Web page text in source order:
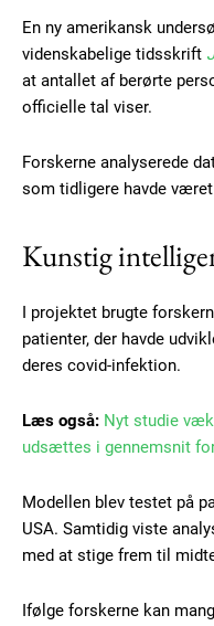
En ny amerikansk
videnskabelige tidsskrift
at antallet af berørte
officielle tal viser.
Forskerne analyserede
som tidligere havde
Kunstig
I projektet brugte
patienter, der havde
deres covid-infektion.
Læs også: Nyt studie
udsættes i gennemsnit
Modellen blev testet på
USA. Samtidig viste
med at stige frem til
Ifølge forskerne kan